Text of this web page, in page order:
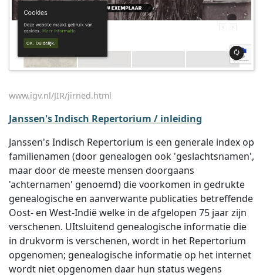
www.igv.nl/JIR/jirned.html
Janssen's Indisch Repertorium / inleiding
Janssen's Indisch Repertorium is een generale index op
familienamen (door genealogen ook 'geslachtsnamen',
maar door de meeste mensen doorgaans
'achternamen' genoemd) die voorkomen in gedrukte
genealogische en aanverwante publicaties betreffende
Oost- en West-Indië welke in de afgelopen 75 jaar zijn
verschenen. UItsluitend genealogische informatie die
in drukvorm is verschenen, wordt in het Repertorium
opgenomen; genealogische informatie op het internet
wordt niet opgenomen daar hun status wegens